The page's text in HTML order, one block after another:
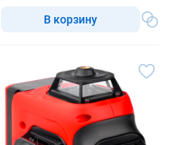
В корзину